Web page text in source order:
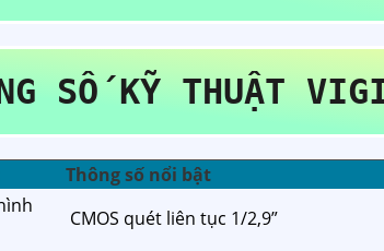
SỐ KỸ THUẬT
Thông số nổi bật
CMOS quét liên tục 1/2,9”